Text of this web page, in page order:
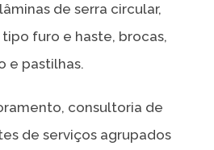
de serra circular,
furo e haste, brocas,
e pastilhas.
consultoria de
de serviços agrupados